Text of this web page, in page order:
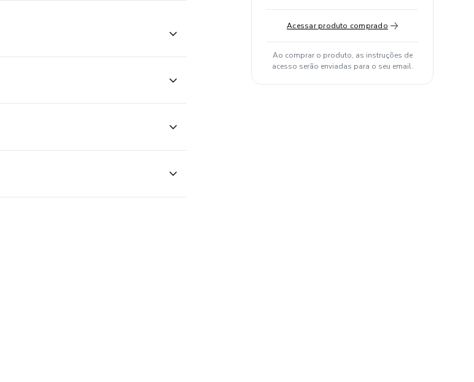
Acessar produto comprado
Ao comprar o produto, as instruções de
acesso serão enviadas para o seu email.